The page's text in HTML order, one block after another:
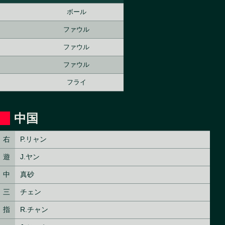
ボール
ファウル
ファウル
ファウル
フライ
中国
右 P.リャン
遊 J.ヤン
中 真砂
三 チェン
指 R.チャン